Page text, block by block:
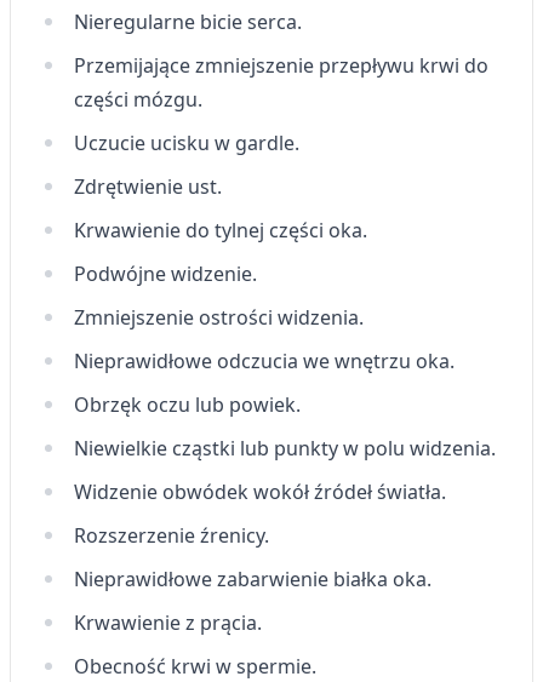
Nieregularne bicie serca.
Przemijające zmniejszenie przepływu krwi do
części mózgu.
Uczucie ucisku w gardle.
Zdrętwienie ust.
Krwawienie do tylnej części oka.
Podwójne widzenie.
Zmniejszenie ostrości widzenia.
Nieprawidłowe odczucia we wnętrzu oka.
Obrzęk oczu lub powiek.
Niewielkie cząstki lub punkty w polu widzenia.
Widzenie obwódek wokół źródeł światła.
Rozszerzenie źrenicy.
Nieprawidłowe zabarwienie białka oka.
Krwawienie z prącia.
Obecność krwi w spermie.